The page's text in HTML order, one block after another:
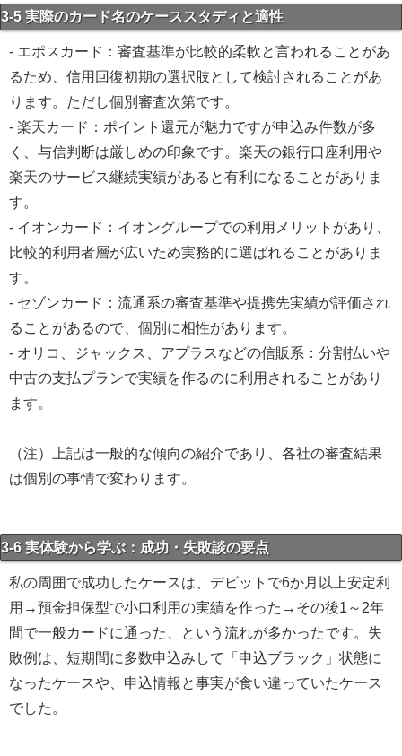
3-5 実際のカード名のケーススタディと適性
- エポスカード：審査基準が比較的柔軟と言われることがあ
るため、信用回復初期の選択肢として検討されることがあ
ります。ただし個別審査次第です。
- 楽天カード：ポイント還元が魅力ですが申込み件数が多
く、与信判断は厳しめの印象です。楽天の銀行口座利用や
楽天のサービス継続実績があると有利になることがありま
す。
- イオンカード：イオングループでの利用メリットがあり、
比較的利用者層が広いため実務的に選ばれることがありま
す。
- セゾンカード：流通系の審査基準や提携先実績が評価され
ることがあるので、個別に相性があります。
- オリコ、ジャックス、アプラスなどの信販系：分割払いや
中古の支払プランで実績を作るのに利用されることがあり
ます。
（注）上記は一般的な傾向の紹介であり、各社の審査結果
は個別の事情で変わります。
3-6 実体験から学ぶ：成功・失敗談の要点
私の周囲で成功したケースは、デビットで6か月以上安定利
用→預金担保型で小口利用の実績を作った→その後1～2年
間で一般カードに通った、という流れが多かったです。失
敗例は、短期間に多数申込みして「申込ブラック」状態に
なったケースや、申込情報と事実が食い違っていたケース
でした。